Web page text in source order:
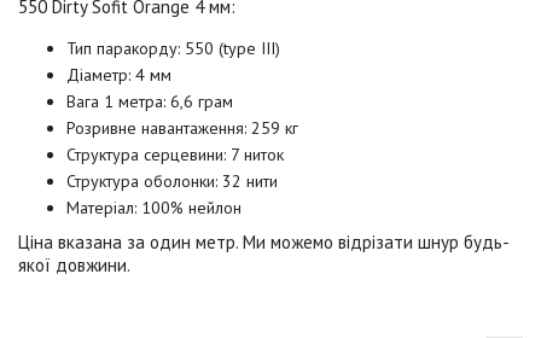
550 Dirty Sofit Orange 4 мм:
Тип паракорду: 550 (type III)
Діаметр: 4 мм
Вага 1 метра: 6,6 грам
Розривне навантаження: 259 кг
Структура серцевини: 7 ниток
Структура оболонки: 32 нити
Матеріал: 100% нейлон
Ціна вказана за один метр. Ми можемо відрізати шнур будь-
якої довжини.